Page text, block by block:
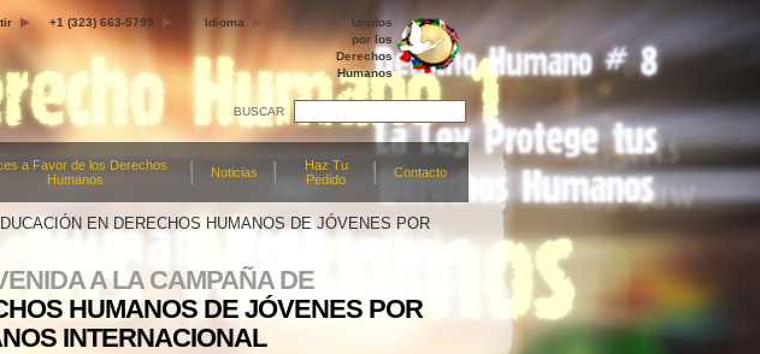
+1 (323) 663-5799 Idioma
Unidos
por los
Derechos
Humanos
BUSCAR
a Favor de los Derechos
Humanos
Noticias
Haz Tu
Pedido
Contacto
EN DERECHOS HUMANOS DE JÓVENES POR
A LA CAMPAÑA DE
HUMANOS DE JÓVENES POR
INTERNACIONAL